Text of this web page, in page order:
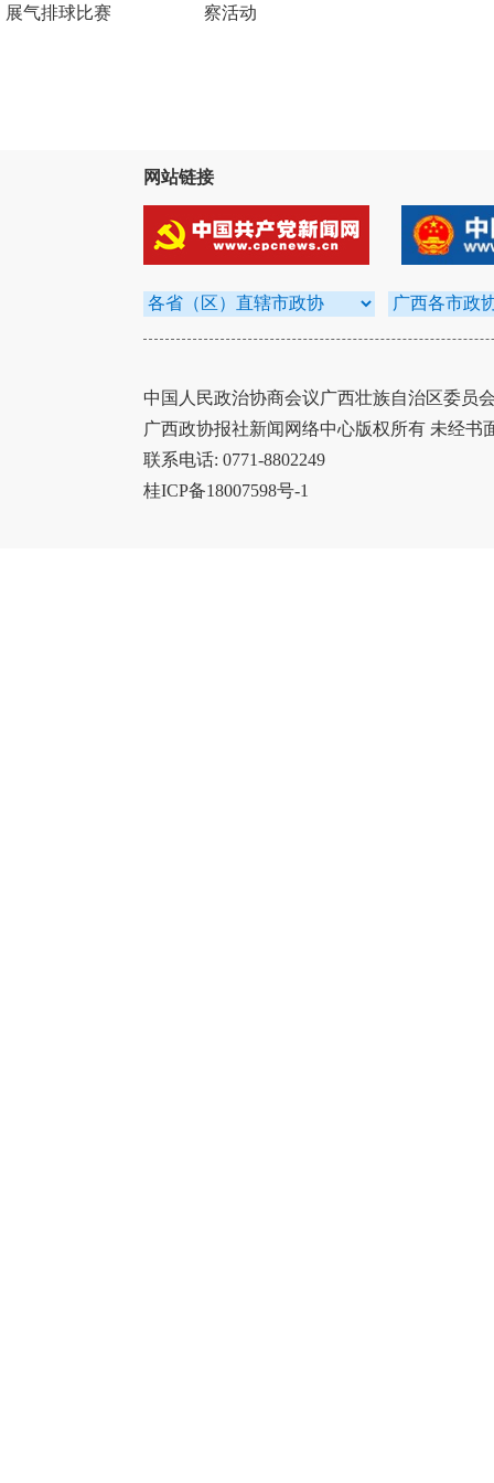
展气排球比赛
察活动
网站链接
中国人民政治协商会议广西壮族自治区委员
广西政协报社新闻网络中心版权所有 未经书
联系电话: 0771-8802249
桂ICP备18007598号-1